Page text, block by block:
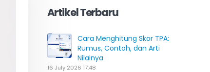
Artikel Terbaru
Cara Menghitung Skor TPA:
Rumus, Contoh, dan Arti
Nilainya
16 July 2026 17:48